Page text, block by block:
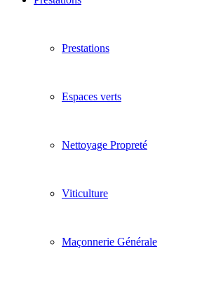
Prestations
Espaces verts
Nettoyage Propreté
Viticulture
Maçonnerie Générale